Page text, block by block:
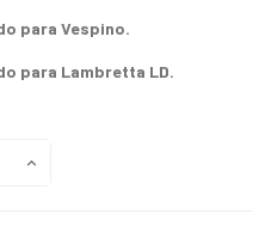
para Vespino.
para Lambretta LD.